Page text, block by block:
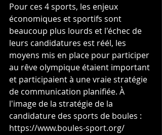
Pour ces 4 sports, les enjeux
économiques et sportifs sont
beaucoup plus lourds et l'échec de
leurs candidatures est réél, les
moyens mis en place pour participer
au rêve olympique étaient important
et participaient à une vraie stratégie
de communication planifiée. À
l'image de la stratégie de la
candidature des sports de boules :
https://www.boules-sport.org/